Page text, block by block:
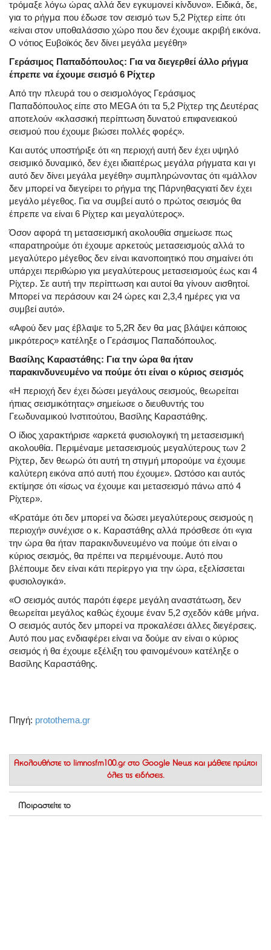
τρόμαξε λόγω ώρας αλλά δεν εγκυμονεί κίνδυνο». Ειδικά, δε,
για το ρήγμα που έδωσε τον σεισμό των 5,2 Ρίχτερ είπε ότι
«είναι στον υποθαλάσσιο χώρο που δεν έχουμε ακριβή εικόνα.
Ο νότιος Ευβοϊκός δεν δίνει μεγάλα μεγέθη»
Γεράσιμος Παπαδόπουλος: Για να διεγερθεί άλλο ρήγμα
έπρεπε να έχουμε σεισμό 6 Ρίχτερ
Από την πλευρά του ο σεισμολόγος Γεράσιμος
Παπαδόπουλος είπε στο MEGA ότι τα 5,2 Ρίχτερ της Δευτέρας
αποτελούν «κλασσική περίπτωση δυνατού επιφανειακού
σεισμού που έχουμε βιώσει πολλές φορές».
Και αυτός υποστήριξε ότι «η περιοχή αυτή δεν έχει υψηλό
σεισμικό δυναμικό, δεν έχει ιδιαιτέρως μεγάλα ρήγματα και γι
αυτό δεν δίνει μεγάλα μεγέθη» συμπληρώνοντας ότι «μάλλον
δεν μπορεί να διεγείρει το ρήγμα της Πάρνηθαςγιατί δεν έχει
μεγάλο μέγεθος. Για να συμβεί αυτό ο πρώτος σεισμός θα
έπρεπε να είναι 6 Ρίχτερ και μεγαλύτερος».
Όσον αφορά τη μετασεισμική ακολουθία σημείωσε πως
«παρατηρούμε ότι έχουμε αρκετούς μετασεισμούς αλλά το
μεγαλύτερο μέγεθος δεν είναι ικανοποιητικό που σημαίνει ότι
υπάρχει περιθώριο για μεγαλύτερους μετασεισμούς έως και 4
Ρίχτερ. Σε αυτή την περίπτωση και αυτοί θα γίνουν αισθητοί.
Μπορεί να περάσουν και 24 ώρες και 2,3,4 ημέρες για να
συμβεί αυτό».
«Αφού δεν μας έβλαψε το 5,2R δεν θα μας βλάψει κάποιος
μικρότερος» κατέληξε ο Γεράσιμος Παπαδόπουλος.
Βασίλης Καραστάθης: Για την ώρα θα ήταν
παρακινδυνευμένο να πούμε ότι είναι ο κύριος σεισμός
«Η περιοχή δεν έχει δώσει μεγάλους σεισμούς, θεωρείται
ήπιας σεισμικότητας» σημείωσε ο διευθυντής του
Γεωδυναμικού Ινστιτούτου, Βασίλης Καραστάθης.
Ο ίδιος χαρακτήρισε «αρκετά φυσιολογική τη μετασεισμική
ακολουθία. Περιμέναμε μετασεισμούς μεγαλύτερους των 2
Ρίχτερ, δεν θεωρώ ότι αυτή τη στιγμή μπορούμε να έχουμε
καλύτερη εικόνα από αυτή που έχουμε». Ωστόσο και αυτός
εκτίμησε ότι «ίσως να έχουμε και μετασεισμό πάνω από 4
Ρίχτερ».
«Κρατάμε ότι δεν μπορεί να δώσει μεγαλύτερους σεισμούς η
περιοχή» συνέχισε ο κ. Καραστάθης αλλά πρόσθεσε ότι «για
την ώρα θα ήταν παρακινδυνευμένο να πούμε ότι είναι ο
κύριος σεισμός, θα πρέπει να περιμένουμε. Αυτό που
βλέπουμε δεν είναι κάτι περίεργο για την ώρα, εξελίσσεται
φυσιολογικά».
«Ο σεισμός αυτός παρότι έφερε μεγάλη αναστάτωση, δεν
θεωρείται μεγάλος καθώς έχουμε έναν 5,2 σχεδόν κάθε μήνα.
Ο σεισμός αυτός δεν μπορεί να προκαλέσει άλλες διεγέρσεις.
Αυτό που μας ενδιαφέρει είναι να δούμε αν είναι ο κύριος
σεισμός ή θα έχουμε εξέλιξη του φαινομένου» κατέληξε ο
Βασίλης Καραστάθης.
Πηγή: protothema.gr
Ακολουθήστε το limnosfm100.gr στο Google News και μάθετε πρώτοι
όλες τις ειδήσεις.
Μοιραστείτε το